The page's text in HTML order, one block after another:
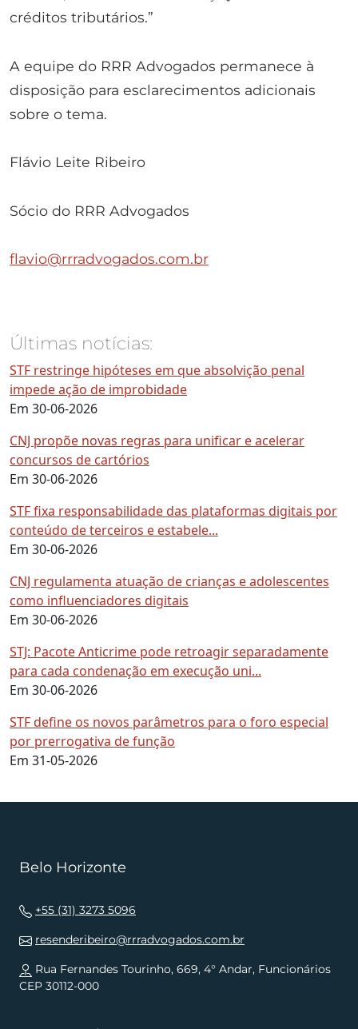
créditos tributários.”
A equipe do RRR Advogados permanece à
disposição para esclarecimentos adicionais
sobre o tema.
Flávio Leite Ribeiro
Sócio do RRR Advogados
flavio@rrradvogados.com.br
Últimas notícias:
STF restringe hipóteses em que absolvição penal
impede ação de improbidade
Em 30-06-2026
CNJ propõe novas regras para unificar e acelerar
concursos de cartórios
Em 30-06-2026
STF fixa responsabilidade das plataformas digitais por
conteúdo de terceiros e estabele...
Em 30-06-2026
CNJ regulamenta atuação de crianças e adolescentes
como influenciadores digitais
Em 30-06-2026
STJ: Pacote Anticrime pode retroagir separadamente
para cada condenação em execução uni...
Em 30-06-2026
STF define os novos parâmetros para o foro especial
por prerrogativa de função
Em 31-05-2026
Belo Horizonte
+55 (31) 3273 5096
resenderibeiro@rrradvogados.com.br
Rua Fernandes Tourinho, 669, 4° Andar, Funcionários
CEP 30112-000